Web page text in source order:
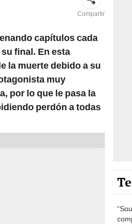
Compartir
capítulos cada
final. En esta
la muerte debido a su
muy
por lo que le pasa la
perdón a todas